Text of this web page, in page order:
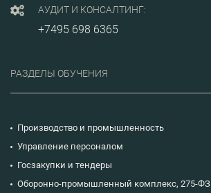
АУДИТ И КОНСАЛТИНГ:
+7495 698 6365
РАЗДЕЛЫ ОБУЧЕНИЯ
Производство и промышленность
Управление персоналом
Госзакупки и тендеры
Оборонно-промышленный комплекс, 275-ФЗ